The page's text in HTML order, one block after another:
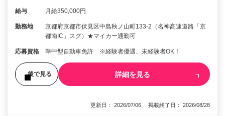
給与 月給350,000円
勤務地
京都府京都市伏見区中島秋ノ山町133-2（名神高速道路「京
都南IC」スグ）★マイカー通勤可
応募資格 準中型自動車免許 ※経験者優遇、未経験者OK！
後で見る 詳細を見る
更新日： 2026/07/06 掲載終了日： 2026/08/28